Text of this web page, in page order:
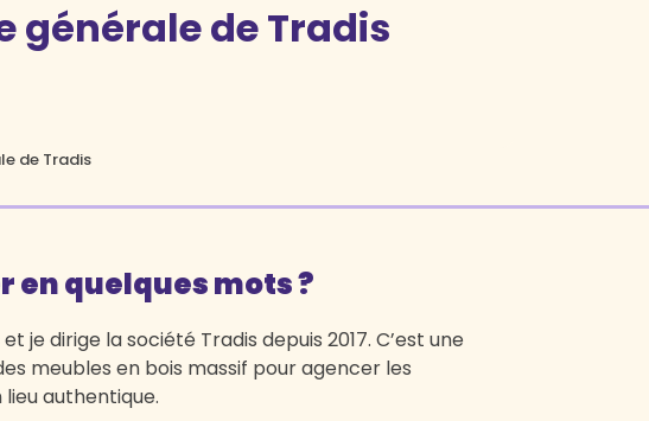
générale de Tradis
de Tradis
quelques mots ?
je dirige la société Tradis depuis 2017. C’est une
meubles en bois massif pour agencer les
authentique.